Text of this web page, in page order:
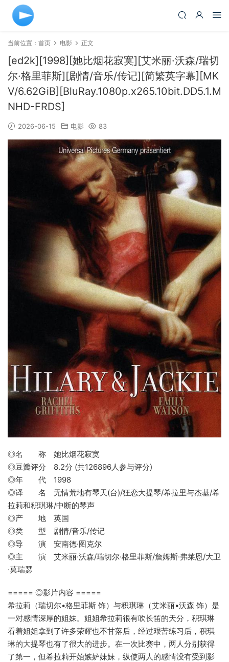
当前位置： 首页 电影 正文
[ed2k][1998][她比烟花寂寞][艾米丽·沃森/瑞切
尔·格里菲斯][剧情/音乐/传记][简繁英字幕][MK
V/6.62GiB][BluRay.1080p.x265.10bit.DD5.1.M
NHD-FRDS]
2026-06-15 电影 83
◎名 称 她比烟花寂寞
◎豆瓣评分 8.2分 (共126896人参与评分)
◎年 代 1998
◎译 名 无情荒地有琴天(台)/狂恋大提琴/希拉里与杰基/希
拉莉和积琪琳/中断的琴声
◎产 地 英国
◎类 型 剧情/音乐/传记
◎导 演 安南德·图克尔
◎主 演 艾米丽·沃森/瑞切尔·格里菲斯/詹姆斯·弗莱恩/大卫
·莫瑞瑟
===== ◎影片内容 =====
希拉莉（瑞切尔•格里菲斯 饰）与积琪琳（艾米丽•沃森 饰）是
一对感情深厚的姐妹。姐姐希拉莉很有吹长笛的天分，积琪琳
看着姐姐拿到了许多荣耀也不甘落后，经过艰苦练习后，积琪
琳的大提琴也有了很大的进步。在一次比赛中，两人分别获得
了第一，但希拉莉开始嫉妒妹妹，纵使两人的感情没有受到影